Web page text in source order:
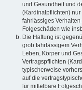
und Gesundheit und
(Kardinalpflichten)
fahrlässiges
Folgeschäden wie
Die Haftung ist
grob fahrlässigem
Leben, Körper und
Vertragspflichten
typischerweise
auf die
für mittelbare